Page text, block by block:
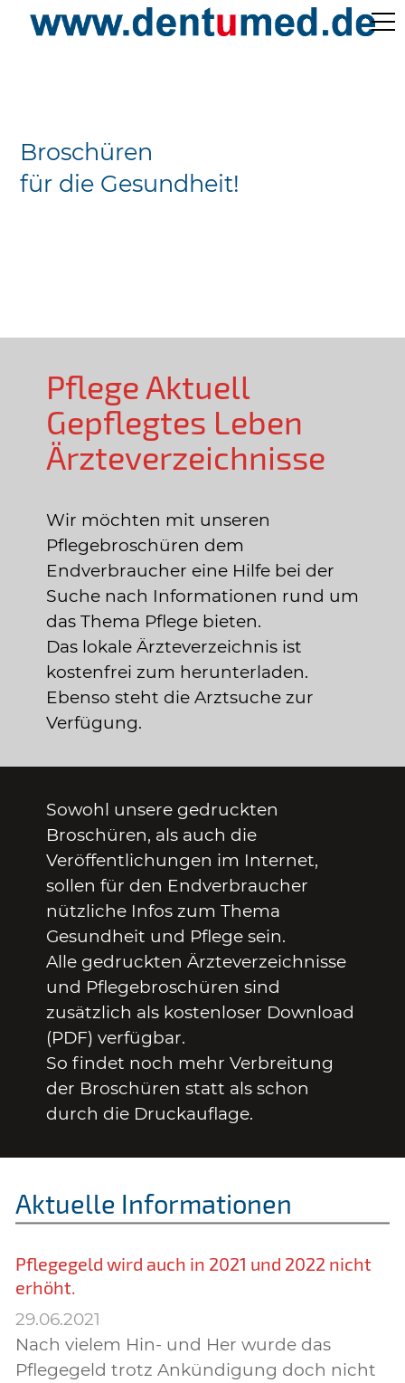
Ärzteverzeichnisse
Broschüren
für die Gesundheit!
Pflege Aktuell
Gepflegtes Leben
Ärzteverzeichnisse
Wir möchten mit unseren
Pflegebroschüren dem
Endverbraucher eine Hilfe bei der
Suche nach Informationen rund um
das Thema Pflege bieten.
Das lokale Ärzteverzeichnis ist
kostenfrei zum herunterladen.
Ebenso steht die Arztsuche zur
Verfügung.
Sowohl unsere gedruckten
Broschüren, als auch die
Veröffentlichungen im Internet,
sollen für den Endverbraucher
nützliche Infos zum Thema
Gesundheit und Pflege sein.
Alle gedruckten Ärzteverzeichnisse
und Pflegebroschüren sind
zusätzlich als kostenloser Download
(PDF) verfügbar.
So findet noch mehr Verbreitung
der Broschüren statt als schon
durch die Druckauflage.
Aktuelle Informationen
Pflegegeld wird auch in 2021 und 2022 nicht
erhöht.
29.06.2021
Nach vielem Hin- und Her wurde das
Pflegegeld trotz Ankündigung doch nicht